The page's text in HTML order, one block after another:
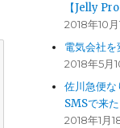
【Jelly Pro
2018年10月
電気会社
2018年5月
佐川急便
SMSで来た
2018年1月